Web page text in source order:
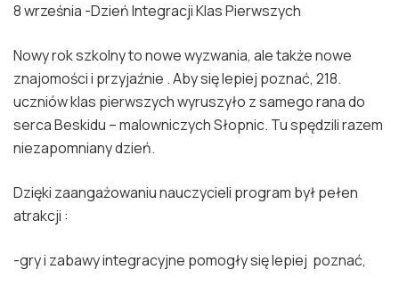
8 września -Dzień Integracji Klas Pierwszych
Nowy rok szkolny to nowe wyzwania, ale także nowe
znajomości i przyjaźnie . Aby się lepiej poznać, 218.
uczniów klas pierwszych wyruszyło z samego rana do
serca Beskidu – malowniczych Słopnic. Tu spędzili razem
niezapomniany dzień.
Dzięki zaangażowaniu nauczycieli program był pełen
atrakcji :
-gry i zabawy integracyjne pomogły się lepiej poznać,